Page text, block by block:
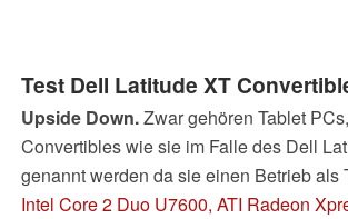
Test Dell Latitude XT
Upside Down.Zwar gehören Tablet
Convertibles wie sie im Falle des Dell
genannt werden da sie einen Betrieb als
auch als herkömmliches Notebook
Intel Core 2 Duo U7600, ATI Radeon